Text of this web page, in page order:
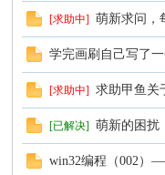
[求助中] 萌新求问，
学完画刷自己写了
[求助中] 求助甲鱼关
[已解决] 萌新的困扰
win32编程（002）